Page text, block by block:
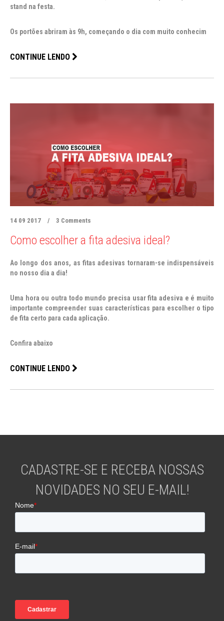
stand na festa.
Os portões abriram às 9h, começando o dia com muito conhecim
CONTINUE LENDO
14 09 2017 / 3 Comments
Como escolher a fita adesiva ideal?
Ao longo dos anos, as fitas adesivas tornaram-se indispensáveis
no nosso dia a dia!
Uma hora ou outra todo mundo precisa usar fita adesiva e é muito
importante compreender suas características para escolher o tipo
de fita certo para cada aplicação.
Confira abaixo
CONTINUE LENDO
CADASTRE-SE E RECEBA NOSSAS
NOVIDADES NO SEU E-MAIL!